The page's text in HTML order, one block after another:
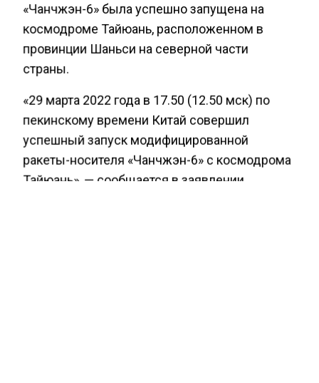
«Чанчжэн-6» была успешно запущена на
космодроме Тайюань, расположенном в
провинции Шаньси на северной части
страны.
«29 марта 2022 года в 17.50 (12.50 мск) по
пекинскому времени Китай совершил
успешный запуск модифицированной
ракеты-носителя «Чанчжэн-6» с космодрома
Тайюань», — сообщается в заявлении.